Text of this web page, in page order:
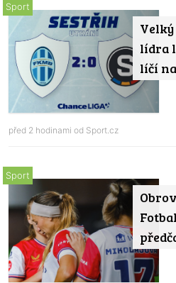
lídra
líčí
Sport
před 2 hodinami od Sport.cz
Sport